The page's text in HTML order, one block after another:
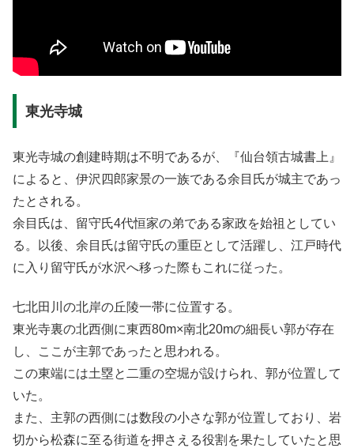
東光寺城
東光寺城の創建時期は不明であるが、『仙台領古城書上』
によると、伊沢四郎家景の一族である余目氏が城主であっ
たとされる。
余目氏は、留守氏4代恒家の弟である家政を始祖としてい
る。以後、余目氏は留守氏の重臣として活躍し、江戸時代
に入り留守氏が水沢へ移った際もこれに従った。
七北田川の北岸の丘陵一帯に位置する。
東光寺裏の北西側に東西80m×南北20mの細長い郭が存在
し、ここが主郭であったと思われる。
この東端には土塁と二重の空堀が設けられ、郭が位置して
いた。
また、主郭の西側には数段の小さな郭が位置しており、岩
切から松森に至る街道を押さえる役割を果たしていたと思